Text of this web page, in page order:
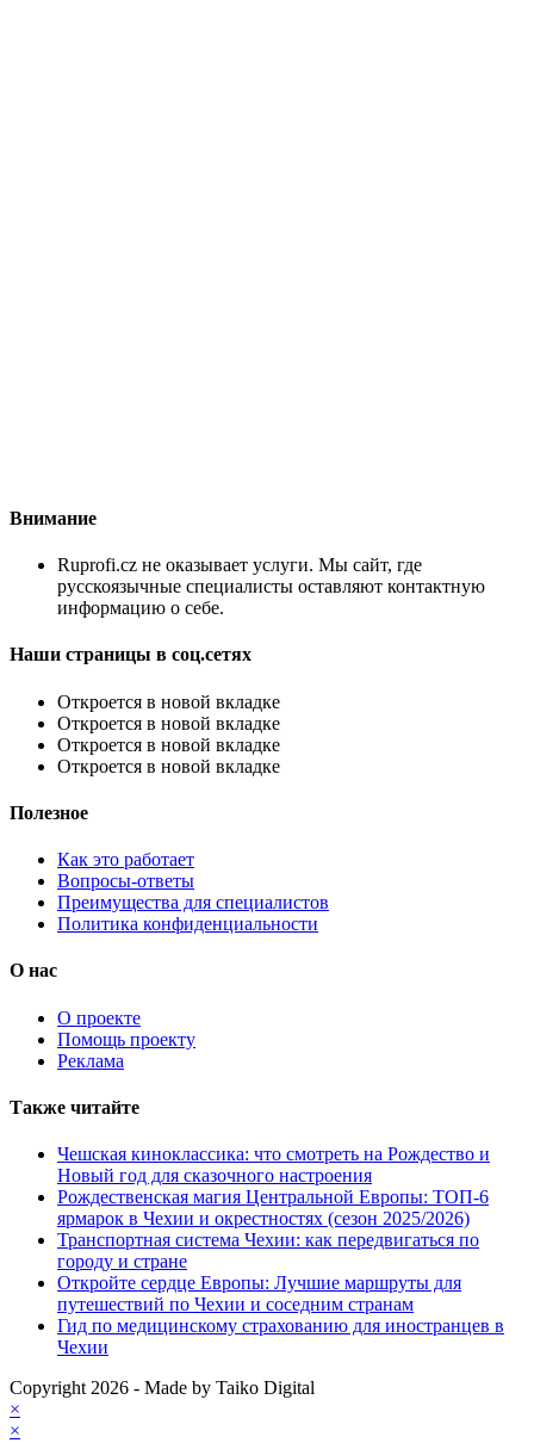
Внимание
Ruprofi.cz не оказывает услуги. Мы сайт, где
русскоязычные специалисты оставляют контактную
информацию о себе.
Наши страницы в соц.сетях
Откроется в новой вкладке
Откроется в новой вкладке
Откроется в новой вкладке
Откроется в новой вкладке
Полезное
Как это работает
Вопросы-ответы
Преимущества для специалистов
Политика конфиденциальности
О нас
О проекте
Помощь проекту
Реклама
Также читайте
Чешская киноклассика: что смотреть на Рождество и
Новый год для сказочного настроения
Рождественская магия Центральной Европы: ТОП-6
ярмарок в Чехии и окрестностях (сезон 2025/2026)
Транспортная система Чехии: как передвигаться по
городу и стране
Откройте сердце Европы: Лучшие маршруты для
путешествий по Чехии и соседним странам
Гид по медицинскому страхованию для иностранцев в
Чехии
Copyright 2026 - Made by Taiko Digital
×
×